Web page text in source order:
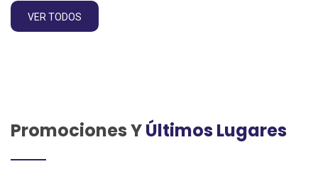
VER TODOS
Promociones YÚltimos Lugares